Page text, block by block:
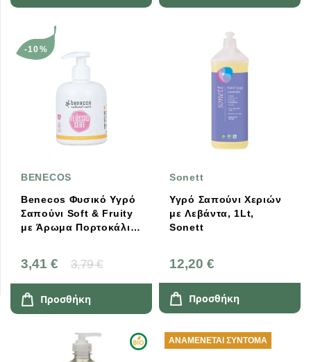
BENECOS
Benecos Φυσικό Υγρό
Σαπούνι Soft & Fruity
με Άρωμα Πορτοκάλι
3,41 € 3,79 €
-10%
Προσθήκη
Sonett
Υγρό Σαπούνι Χεριών
με Λεβάντα, 1Lt,
Sonett
12,20 €
Προσθήκη
ΑΝΑΜΈΝΕΤΑΙ ΣΎΝΤΟΜΑ